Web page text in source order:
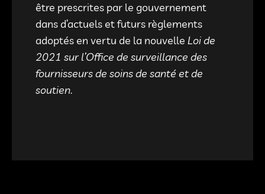
être prescrites par le gouvernement
dans d’actuels et futurs règlements
adoptés en vertu de la nouvelle Loi de
2021 sur l’Office de surveillance des
fournisseurs de soins de santé et de
soutien.